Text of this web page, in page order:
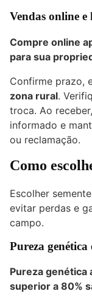
Vendas online
Compre online
para sua
Confirme prazo,
zona rural.
troca. Ao
informado e
ou reclamação.
Como
Escolher
evitar perdas e
campo.
Pureza
Pureza genética
superior a 80%